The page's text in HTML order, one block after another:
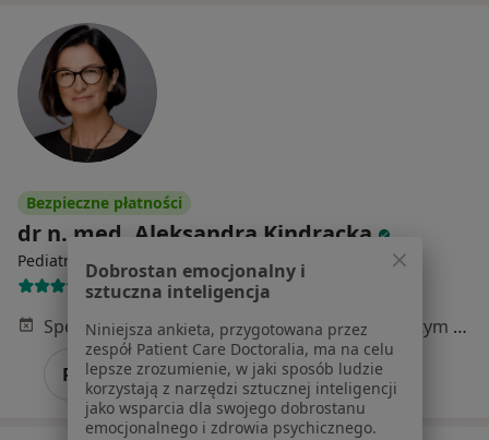
Bezpieczne płatności
dr n. med. Aleksandra Kindracka
Pediatra, Alergolog
830 opinii
Specjalista nie oferuje umawiania online pod tym adresem.
Poproś o wizytę
Dobrostan emocjonalny i
sztuczna inteligencja
Niniejsza ankieta, przygotowana przez
zespół Patient Care Doctoralia, ma na celu
lepsze zrozumienie, w jaki sposób ludzie
korzystają z narzędzi sztucznej inteligencji
jako wsparcia dla swojego dobrostanu
emocjonalnego i zdrowia psychicznego.